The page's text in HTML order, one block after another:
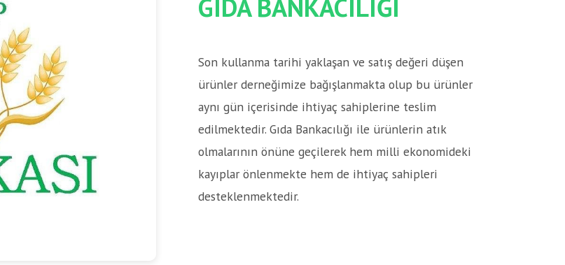
GIDA BANKACILIĞI
Son kullanma tarihi yaklaşan ve satış değeri düşen
ürünler derneğimize bağışlanmakta olup bu ürünler
aynı gün içerisinde ihtiyaç sahiplerine teslim
edilmektedir. Gıda Bankacılığı ile ürünlerin atık
olmalarının önüne geçilerek hem milli ekonomideki
kayıplar önlenmekte hem de ihtiyaç sahipleri
desteklenmektedir.